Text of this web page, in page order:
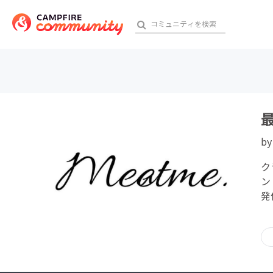
テクノロジー・ガジェット
by
発